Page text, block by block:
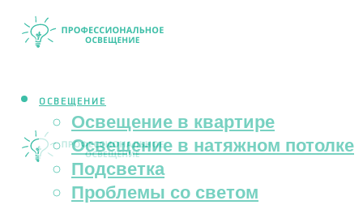
ОСВЕЩЕНИЕ
Освещение в квартире
Освещение в натяжном потолке
Подсветка
Проблемы со светом